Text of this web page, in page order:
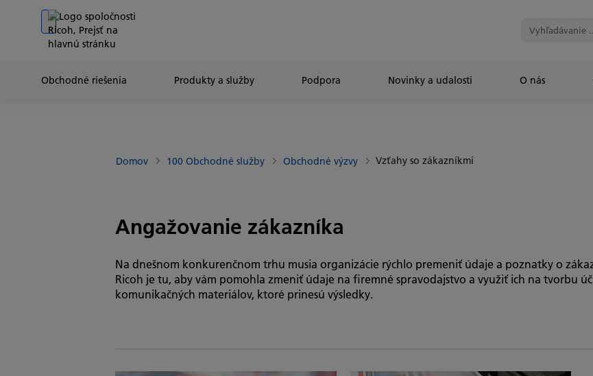
Go to banner
Go to content
Go to footer
Obchodné riešenia Produkty a služby Podpora Novinky a udalosti O nás
Domov 100 Obchodné služby Obchodné výzvy Vzťahy so zákazníkmi
Angažovanie zákazníka
Na dnešnom konkurenčnom trhu musia organizácie rýchlo premeniť údaje a poznatky o
Ricoh je tu, aby vám pomohla zmeniť údaje na firemné spravodajstvo a využiť ich na tvorbu
komunikačných materiálov, ktoré prinesú výsledky.